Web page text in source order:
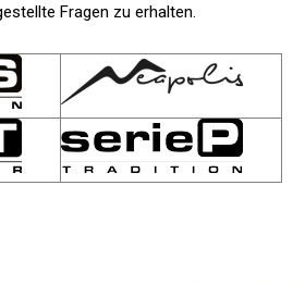
Fragen zu erhalten.